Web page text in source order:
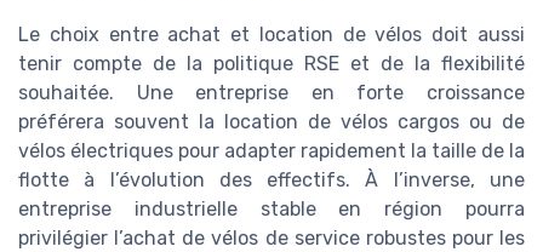
Le choix entre achat et location de vélos doit aussi
tenir compte de la politique RSE et de la flexibilité
souhaitée. Une entreprise en forte croissance
préférera souvent la location de vélos cargos ou de
vélos électriques pour adapter rapidement la taille de la
flotte à l’évolution des effectifs. À l’inverse, une
entreprise industrielle stable en région pourra
privilégier l’achat de vélos de service robustes pour les